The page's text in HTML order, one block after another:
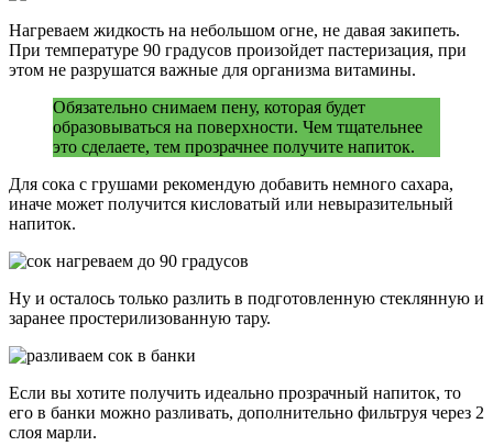
Нагреваем жидкость на небольшом огне, не давая закипеть.
При температуре 90 градусов произойдет пастеризация, при
этом не разрушатся важные для организма витамины.
Обязательно снимаем пену, которая будет
образовываться на поверхности. Чем тщательнее
это сделаете, тем прозрачнее получите напиток.
Для сока с грушами рекомендую добавить немного сахара,
иначе может получится кисловатый или невыразительный
напиток.
Ну и осталось только разлить в подготовленную стеклянную и
заранее простерилизованную тару.
Если вы хотите получить идеально прозрачный напиток, то
его в банки можно разливать, дополнительно фильтруя через 2
слоя марли.